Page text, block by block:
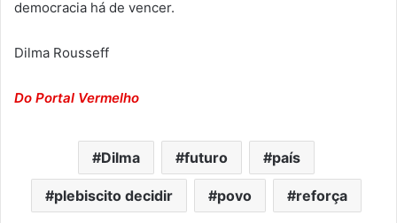
democracia há de vencer.
Dilma Rousseff
Do Portal Vermelho
Dilma futuro país
plebiscito decidir povo reforça